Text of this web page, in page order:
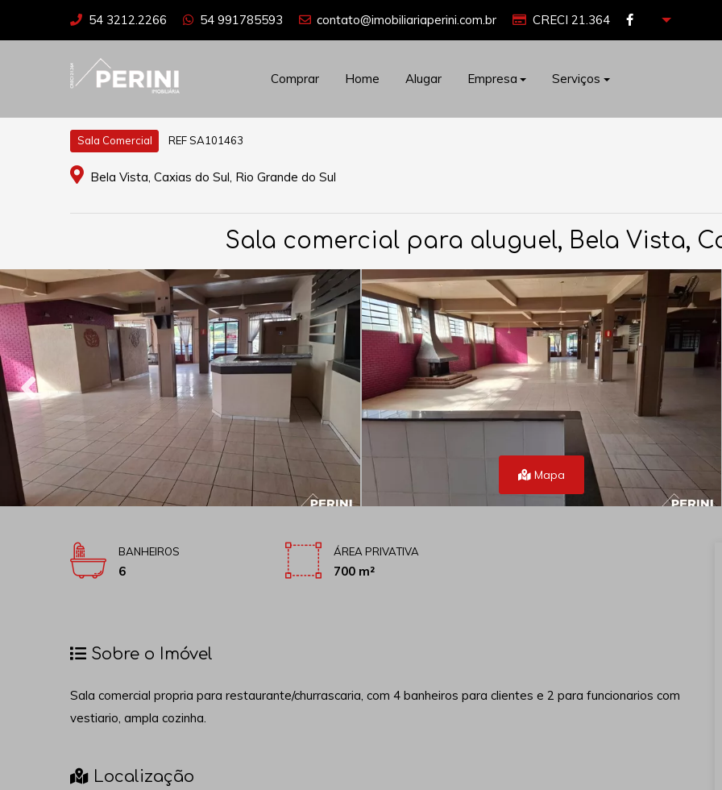
54 3212.2266 54 991785593 contato@imobiliariaperini.com.br CRECI 21.364
Comprar Home Alugar Empresa Serviços
Sala Comercial REF SA101463
Bela Vista, Caxias do Sul, Rio Grande do Sul
Sala comercial para aluguel, Bela Vista,
Mapa
BANHEIROS
6
ÁREA PRIVATIVA
700 m²
Sobre o Imóvel
Sala comercial propria para restaurante/churrascaria, com 4 banheiros para clientes e 2 para funcionarios com
vestiario, ampla cozinha.
Localização